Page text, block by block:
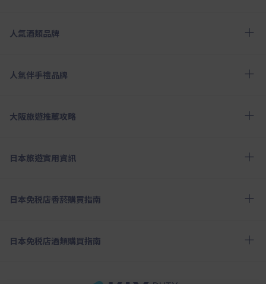
人氣酒類品牌
人氣伴手禮品牌
大阪旅遊推薦攻略
日本旅遊實用資訊
日本免税店香菸購買指南
日本免税店酒類購買指南